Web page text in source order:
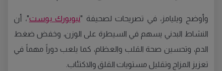
وأوضح ويليامز، في تصريحات لصحيفة "نيويورك بوست"، أن
النشاط البدني يسهم في السيطرة على الوزن، وخفض ضغط
الدم، وتحسين صحة القلب والعظام، كما يلعب دوراً مهماً في
تعزيز المزاج وتقليل مستويات القلق والاكتئاب.